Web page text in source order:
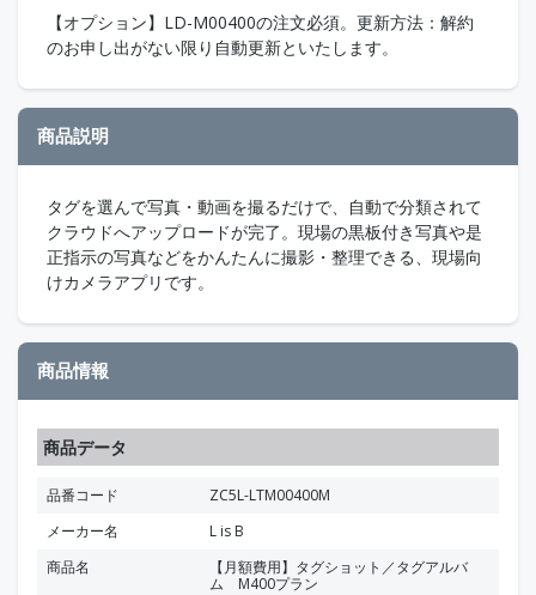
【オプション】LD-M00400の注文必須。更新方法：解約
のお申し出がない限り自動更新といたします。
商品説明
タグを選んで写真・動画を撮るだけで、自動で分類されて
クラウドへアップロードが完了。現場の黒板付き写真や是
正指示の写真などをかんたんに撮影・整理できる、現場向
けカメラアプリです。
商品情報
商品データ
品番コード
ZC5L-LTM00400M
メーカー名
L is B
商品名
【月額費用】タグショット／タグアルバ
ム M400プラン